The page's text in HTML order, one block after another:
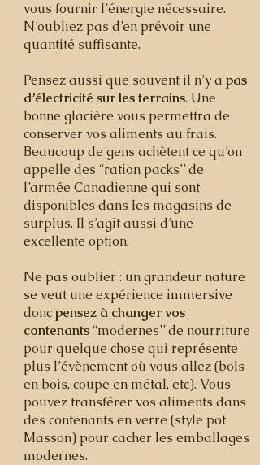
vous fournir l’énergie nécessaire.
N’oubliez pas d’en prévoir une
quantité suffisante.
Pensez aussi que souvent il n’y a pas
d’électricité sur les terrains. Une
bonne glacière vous permettra de
conserver vos aliments au frais.
Beaucoup de gens achètent ce qu’on
appelle des “ration packs’’ de
l’armée Canadienne qui sont
disponibles dans les magasins de
surplus. Il s’agit aussi d’une
excellente option.
Ne pas oublier : un grandeur nature
se veut une expérience immersive
doncpensez à changer vos
contenants“modernes’’ de nourriture
pour quelque chose qui représente
plus l’évènement où vous allez (bols
en bois, coupe en métal, etc). Vous
pouvez transférer vos aliments dans
des contenants en verre (style pot
Masson) pour cacher les emballages
modernes.